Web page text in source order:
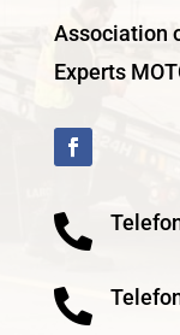
Association
Experts

